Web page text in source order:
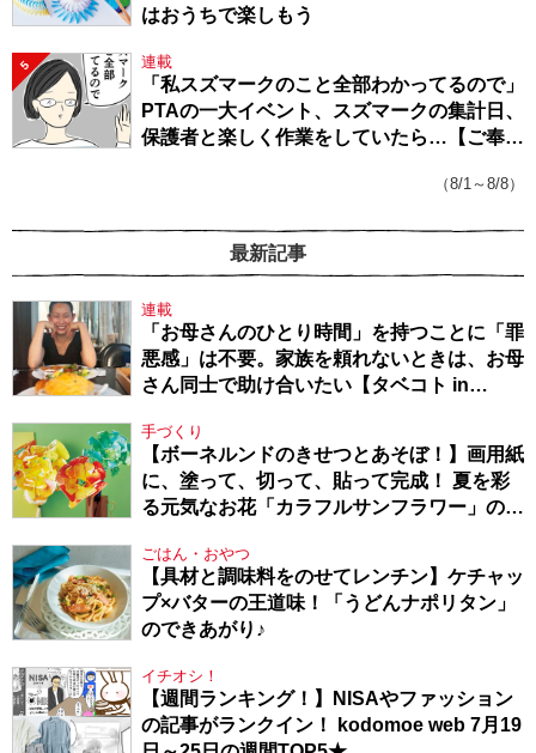
はおうちで楽しもう
5 連載
「私スズマークのこと全部わかってるので」
PTAの一大イベント、スズマークの集計日、
保護者と楽しく作業をしていたら…【ご奉仕
（8/1～8/8）
最新記事
連載
「お母さんのひとり時間」を持つことに「罪
悪感」は不要。家族を頼れないときは、お母
さん同士で助け合いたい【タベコト in
手づくり
【ボーネルンドのきせつとあそぼ！】画用紙
に、塗って、切って、貼って完成！ 夏を彩
る元気なお花「カラフルサンフラワー」の作
ごはん・おやつ
【具材と調味料をのせてレンチン】ケチャッ
プ×バターの王道味！「うどんナポリタン」
のできあがり♪
イチオシ！
【週間ランキング！】NISAやファッション
の記事がランクイン！ kodomoe web 7月19